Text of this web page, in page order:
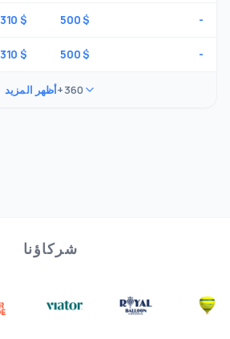
$ 500 $ -
$ 500 $ -
أظهر المزيد+360
شركاؤنا